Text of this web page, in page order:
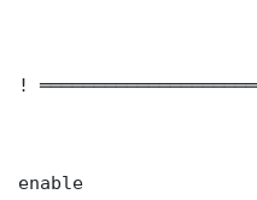
!
enable